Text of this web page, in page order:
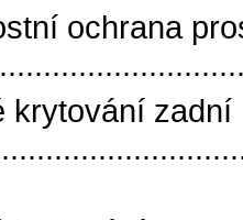
ochrana
krytování zadní